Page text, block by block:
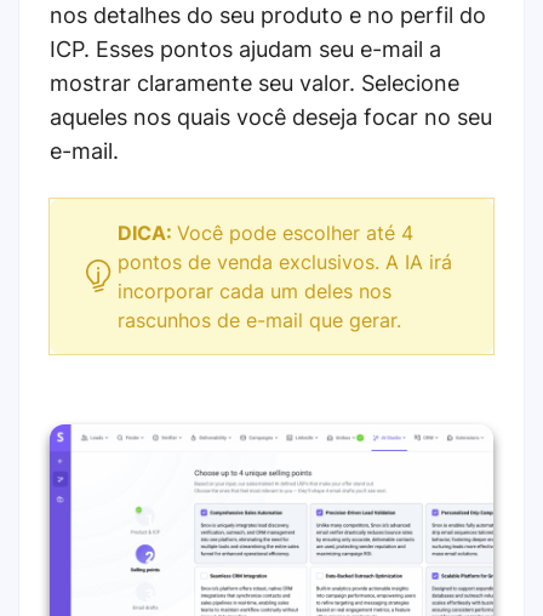
nos detalhes do seu produto e no perfil do
ICP. Esses pontos ajudam seu e-mail a
mostrar claramente seu valor. Selecione
aqueles nos quais você deseja focar no seu
e-mail.
DICA: Você pode escolher até 4
pontos de venda exclusivos. A IA irá
incorporar cada um deles nos
rascunhos de e-mail que gerar.